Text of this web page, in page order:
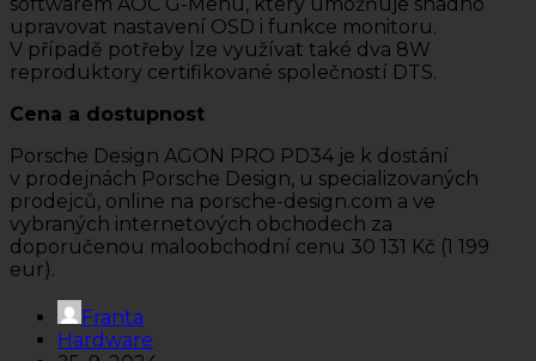
upravovat nastavení OSD i funkce monitoru.
V případě potřeby lze využívat také dva 8W
reproduktory certifikované společností DTS.
Cena a dostupnost
Porsche Design AGON PRO PD34 je k dostání
v prodejnách Porsche Design, u specializovaných
prodejců, online na porsche-design.com a ve
vybraných internetových obchodech za
doporučenou maloobchodní cenu 30 131 Kč (1 199
eur).
Franta
Hardware